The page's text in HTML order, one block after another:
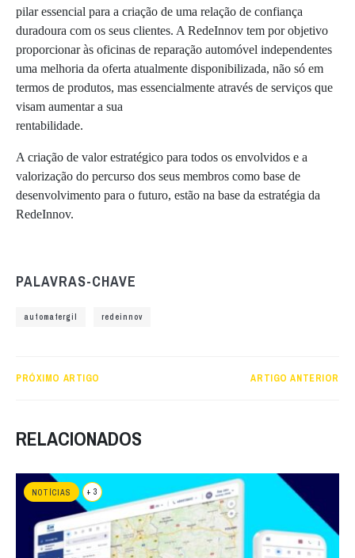
pilar essencial para a criação de uma relação de confiança
duradoura com os seus clientes. A RedeInnov tem por objetivo
proporcionar às oficinas de reparação automóvel independentes
uma melhoria da oferta atualmente disponibilizada, não só em
termos de produtos, mas essencialmente através de serviços que
visam aumentar a sua
rentabilidade.
A criação de valor estratégico para todos os envolvidos e a
valorização do percurso dos seus membros como base de
desenvolvimento para o futuro, estão na base da estratégia da
RedeInnov.
PALAVRAS-CHAVE
automafergil redeinnov
PRÓXIMO ARTIGO ARTIGO ANTERIOR
RELACIONADOS
NOTÍCIAS + 3